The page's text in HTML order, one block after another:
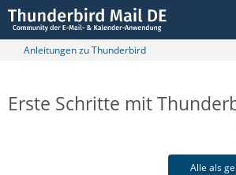
Anleitungen zu Thunderbird
Erste Schritte mit
Alle als